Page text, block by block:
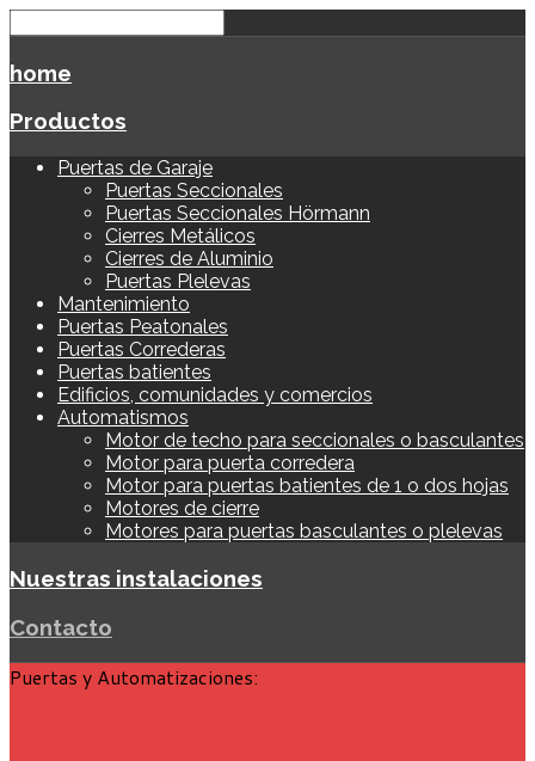
home
Productos
Puertas de Garaje
Puertas Seccionales
Puertas Seccionales Hörmann
Cierres Metálicos
Cierres de Aluminio
Puertas Plelevas
Mantenimiento
Puertas Peatonales
Puertas Correderas
Puertas batientes
Edificios, comunidades y comercios
Automatismos
Motor de techo para seccionales o basculantes
Motor para puerta corredera
Motor para puertas batientes de 1 o dos hojas
Motores de cierre
Motores para puertas basculantes o plelevas
Nuestras instalaciones
Contacto
Puertas y Automatizaciones: